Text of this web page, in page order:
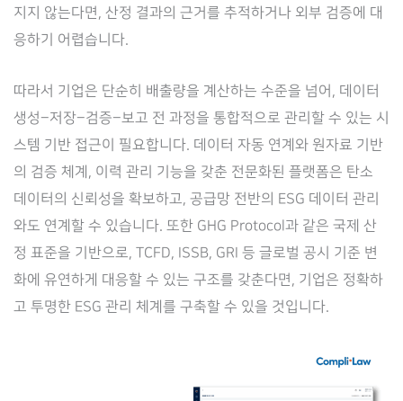
지지 않는다면, 산정 결과의 근거를 추적하거나 외부 검증에 대
응하기 어렵습니다.
따라서 기업은 단순히 배출량을 계산하는 수준을 넘어, 데이터
생성–저장–검증–보고 전 과정을 통합적으로 관리할 수 있는 시
스템 기반 접근이 필요합니다. 데이터 자동 연계와 원자료 기반
의 검증 체계, 이력 관리 기능을 갖춘 전문화된 플랫폼은 탄소
데이터의 신뢰성을 확보하고, 공급망 전반의 ESG 데이터 관리
와도 연계할 수 있습니다. 또한 GHG Protocol과 같은 국제 산
정 표준을 기반으로, TCFD, ISSB, GRI 등 글로벌 공시 기준 변
화에 유연하게 대응할 수 있는 구조를 갖춘다면, 기업은 정확하
고 투명한 ESG 관리 체계를 구축할 수 있을 것입니다.